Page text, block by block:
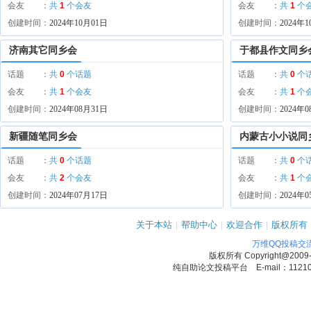
会友 ： 共 1 个会友
创建时间： 2024年10月01日
会友 ： 共 1 个
创建时间： 2024年
济南其它同乡会
话题 ： 共 0 个话题
会友 ： 共 1 个会友
创建时间： 2024年08月31日
于都县作文同乡
话题 ： 共 0 个
会友 ： 共 1 个
创建时间： 2024年
新疆随笔同乡会
话题 ： 共 0 个话题
会友 ： 共 2 个会友
创建时间： 2024年07月17日
内蒙古小小说同
话题 ： 共 0 个
会友 ： 共 1 个
创建时间： 2024年
关于本站 | 帮助中心 | 欢迎合作 | 版权所有
万维QQ投稿交
版权所有
纯自助论文投稿平台 E-mail：